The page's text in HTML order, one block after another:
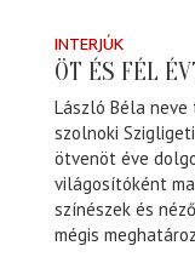
INTERJÚK
ÖT ÉS FÉL
László Béla
szolnoki
ötvenöt éve
világosítóként
színészek és
mégis